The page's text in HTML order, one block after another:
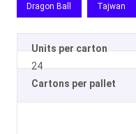
Dragon Ball Tajwan
Units per carton
24
Cartons per pallet